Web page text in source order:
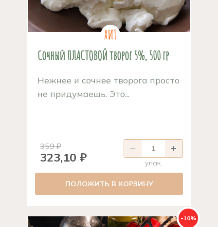
Сочный ПЛАСТОВОЙ творог 5%, 500 гр
Нежнее и сочнее творога просто
не придумаешь. Это...
359 ₽
323,10 ₽ упак.
ПОЛОЖИТЬ В КОРЗИНУ
-10%